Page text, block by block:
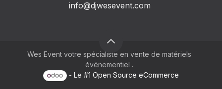
info@djwesevent.com
Wes Event votre spécialiste en vente de matériels
événementiel .
- Le #1Open Source eCommerce